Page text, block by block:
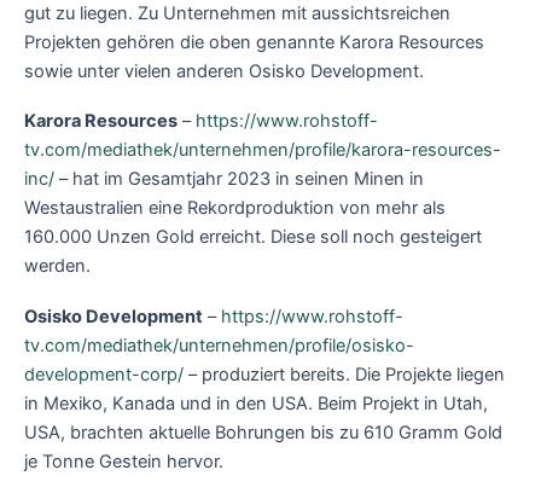
gut zu liegen. Zu Unternehmen mit aussichtsreichen
Projekten gehören die oben genannte Karora Resources
sowie unter vielen anderen Osisko Development.
Karora Resources – https://www.rohstoff-
tv.com/mediathek/unternehmen/profile/karora-resources-
inc/ – hat im Gesamtjahr 2023 in seinen Minen in
Westaustralien eine Rekordproduktion von mehr als
160.000 Unzen Gold erreicht. Diese soll noch gesteigert
werden.
Osisko Development – https://www.rohstoff-
tv.com/mediathek/unternehmen/profile/osisko-
development-corp/ – produziert bereits. Die Projekte liegen
in Mexiko, Kanada und in den USA. Beim Projekt in Utah,
USA, brachten aktuelle Bohrungen bis zu 610 Gramm Gold
je Tonne Gestein hervor.